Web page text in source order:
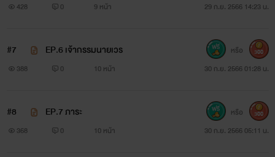
428 0 9 หน้า 29 ก.ย. 2566 14:23 น.
#7 EP.6 เจ้ากรรมนายเวร
388 0 10 หน้า 30 ก.ย. 2566 01:28 น.
หรือ 300
#8 EP.7 ภาระ
368 0 10 หน้า 30 ก.ย. 2566 05:11 น.
หรือ 300